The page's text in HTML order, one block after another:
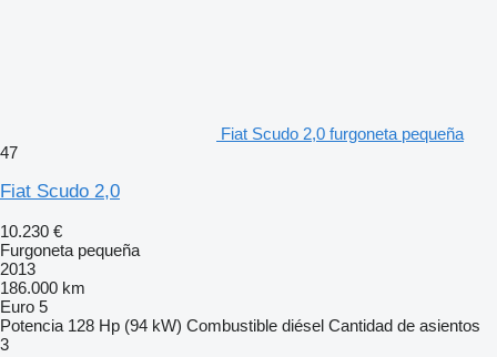
Fiat Scudo 2,0 furgoneta pequeña
47
Fiat Scudo 2,0
10.230 €
Furgoneta pequeña
2013
186.000 km
Euro 5
Potencia 128 Hp (94 kW) Combustible diésel Cantidad de asientos
3